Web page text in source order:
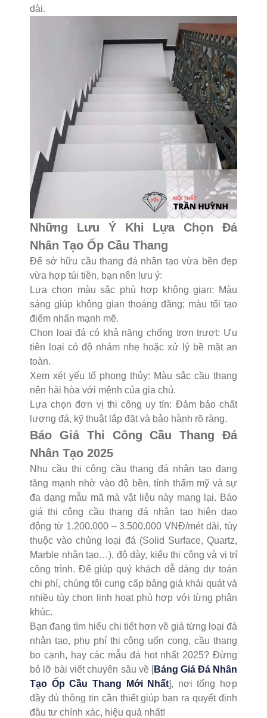
dài.
Những Lưu Ý Khi Lựa Chọn Đá
Nhân Tạo Ốp Cầu Thang
Để sở hữu cầu thang đá nhân tạo vừa bền đẹp
vừa hợp túi tiền, bạn nên lưu ý:
Lựa chọn màu sắc phù hợp không gian: Màu
sáng giúp không gian thoáng đãng; màu tối tạo
điểm nhấn mạnh mẽ.
Chọn loại đá có khả năng chống trơn trượt: Ưu
tiên loại có độ nhám nhẹ hoặc xử lý bề mặt an
toàn.
Xem xét yếu tố phong thủy: Màu sắc cầu thang
nên hài hòa với mệnh của gia chủ.
Lựa chọn đơn vị thi công uy tín: Đảm bảo chất
lượng đá, kỹ thuật lắp đặt và bảo hành rõ ràng.
Báo Giá Thi Công Cầu Thang Đá
Nhân Tạo 2025
Nhu cầu thi công cầu thang đá nhân tạo đang
tăng mạnh nhờ vào độ bền, tính thẩm mỹ và sự
đa dạng mẫu mã mà vật liệu này mang lại. Báo
giá thi công cầu thang đá nhân tạo hiện dao
động từ 1.200.000 – 3.500.000 VNĐ/mét dài, tùy
thuộc vào chủng loại đá (Solid Surface, Quartz,
Marble nhân tạo…), độ dày, kiểu thi công và vị trí
công trình. Để giúp quý khách dễ dàng dự toán
chi phí, chúng tôi cung cấp bảng giá khái quát và
nhiều tùy chọn linh hoạt phù hợp với từng phân
khúc.
Bạn đang tìm hiểu chi tiết hơn về giá từng loại đá
nhân tạo, phụ phí thi công uốn cong, cầu thang
bo cạnh, hay các mẫu đá hot nhất 2025? Đừng
bỏ lỡ bài viết chuyên sâu về [Bảng Giá Đá Nhân
Tạo Ốp Cầu Thang Mới Nhất], nơi tổng hợp
đầy đủ thông tin cần thiết giúp bạn ra quyết định
đầu tư chính xác, hiệu quả nhất!